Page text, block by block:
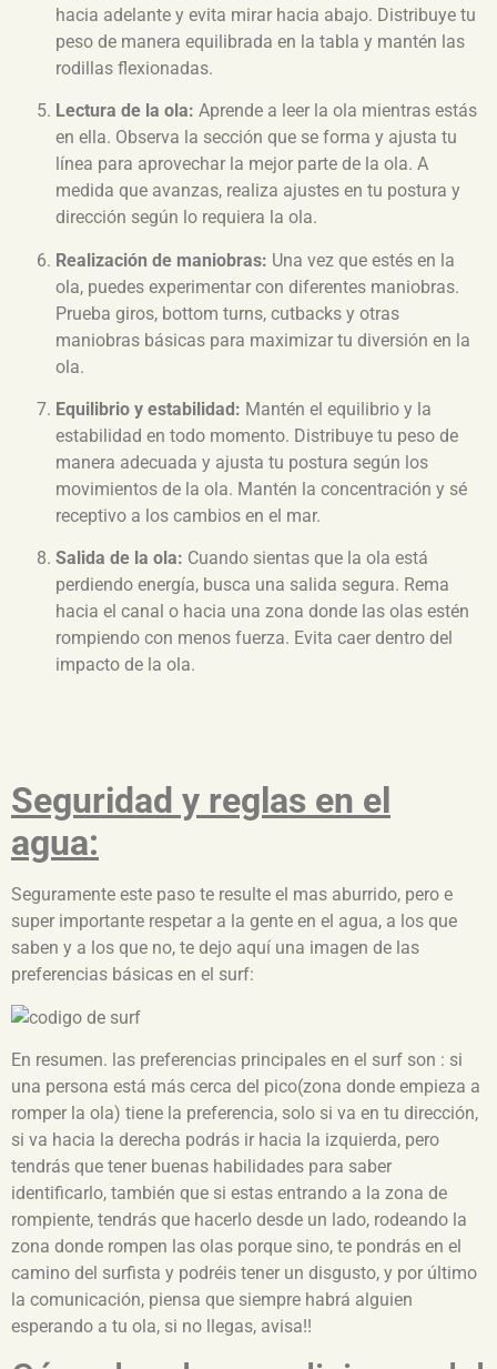
hacia adelante y evita mirar hacia abajo. Distribuye tu
peso de manera equilibrada en la tabla y mantén las
rodillas flexionadas.
Lectura de la ola: Aprende a leer la ola mientras estás
en ella. Observa la sección que se forma y ajusta tu
línea para aprovechar la mejor parte de la ola. A
medida que avanzas, realiza ajustes en tu postura y
dirección según lo requiera la ola.
Realización de maniobras: Una vez que estés en la
ola, puedes experimentar con diferentes maniobras.
Prueba giros, bottom turns, cutbacks y otras
maniobras básicas para maximizar tu diversión en la
ola.
Equilibrio y estabilidad: Mantén el equilibrio y la
estabilidad en todo momento. Distribuye tu peso de
manera adecuada y ajusta tu postura según los
movimientos de la ola. Mantén la concentración y sé
receptivo a los cambios en el mar.
Salida de la ola: Cuando sientas que la ola está
perdiendo energía, busca una salida segura. Rema
hacia el canal o hacia una zona donde las olas estén
rompiendo con menos fuerza. Evita caer dentro del
impacto de la ola.
Seguridad y reglas en el
agua:
Seguramente este paso te resulte el mas aburrido, pero e
super importante respetar a la gente en el agua, a los que
saben y a los que no, te dejo aquí una imagen de las
preferencias básicas en el surf:
En resumen. las preferencias principales en el surf son : si
una persona está más cerca del pico(zona donde empieza a
romper la ola) tiene la preferencia, solo si va en tu dirección,
si va hacia la derecha podrás ir hacia la izquierda, pero
tendrás que tener buenas habilidades para saber
identificarlo, también que si estas entrando a la zona de
rompiente, tendrás que hacerlo desde un lado, rodeando la
zona donde rompen las olas porque sino, te pondrás en el
camino del surfista y podréis tener un disgusto, y por último
la comunicación, piensa que siempre habrá alguien
esperando a tu ola, si no llegas, avisa!!